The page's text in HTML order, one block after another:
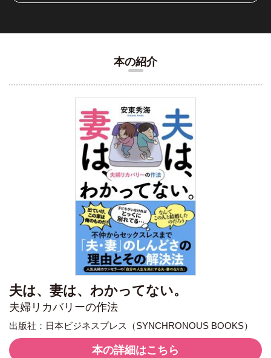
本の紹介
夫は、妻は、わかってない。
夫婦リカバリーの作法
出版社：日本ビジネスプレス（SYNCHRONOUS BOOKS）
本の詳細はこちら